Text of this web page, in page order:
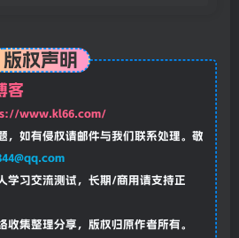
版权声明
客
www.kl66.com/
，如有侵权请邮件与我们联系处理。敬
学习交流测试，长期/商用请支持正
收集整理分享，版权归原作者所有。